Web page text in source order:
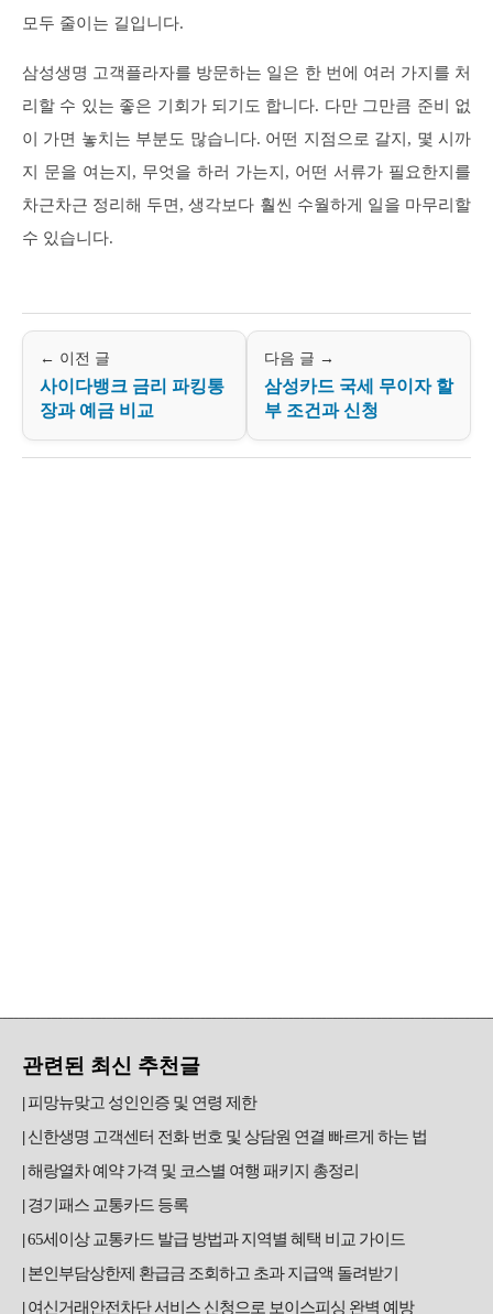
모두 줄이는 길입니다.
삼성생명 고객플라자를 방문하는 일은 한 번에 여러 가지를 처
리할 수 있는 좋은 기회가 되기도 합니다. 다만 그만큼 준비 없
이 가면 놓치는 부분도 많습니다. 어떤 지점으로 갈지, 몇 시까
지 문을 여는지, 무엇을 하러 가는지, 어떤 서류가 필요한지를
차근차근 정리해 두면, 생각보다 훨씬 수월하게 일을 마무리할
수 있습니다.
← 이전 글
사이다뱅크 금리 파킹통
장과 예금 비교
다음 글 →
삼성카드 국세 무이자 할
부 조건과 신청
관련된 최신 추천글
피망뉴맞고 성인인증 및 연령 제한
신한생명 고객센터 전화 번호 및 상담원 연결 빠르게 하는 법
해랑열차 예약 가격 및 코스별 여행 패키지 총정리
경기패스 교통카드 등록
65세이상 교통카드 발급 방법과 지역별 혜택 비교 가이드
본인부담상한제 환급금 조회하고 초과 지급액 돌려받기
여신거래안전차단 서비스 신청으로 보이스피싱 완벽 예방